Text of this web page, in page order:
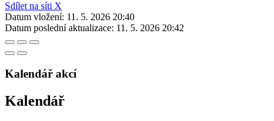
Sdílet na síti X
Datum vložení: 11. 5. 2026 20:40
Datum poslední aktualizace: 11. 5. 2026 20:42
Kalendář akcí
Kalendář